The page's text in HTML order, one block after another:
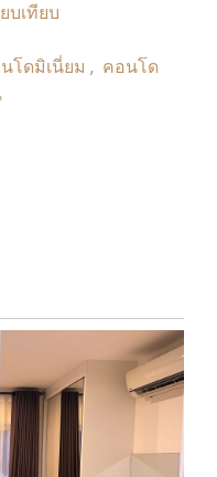
บเทียบ
โดมิเนี่ยม , คอนโด